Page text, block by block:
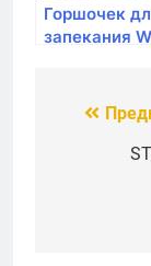
Горшочек
запекания